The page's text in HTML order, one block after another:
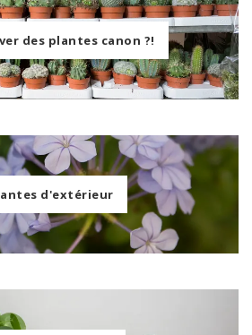
des plantes canon ?!
d'extérieur